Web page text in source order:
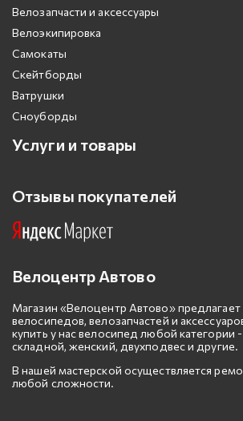
Велозапчасти и аксессуары
Велоэкипировка
Самокаты
Скейтборды
Ватрушки
Сноуборды
Услуги и товары
Отзывы покупателей
Велоцентр Автово
Магазин «Велоцентр Автово»
велосипедов, велозапчастей и
купить у нас велосипед любой категории
складной, женский, двухподвес и другие.
В нашей мастерской осуществляется
любой сложности.